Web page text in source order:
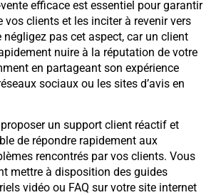
efficace est essentiel pour garantir
clients et les inciter à revenir vers
négligez pas cet aspect, car un client
nuire à la réputation de votre
en partageant son expérience
sociaux ou les sites d’avis en
un support client réactif et
de répondre rapidement aux
rencontrés par vos clients. Vous
mettre à disposition des guides
vidéo ou FAQ sur votre site internet